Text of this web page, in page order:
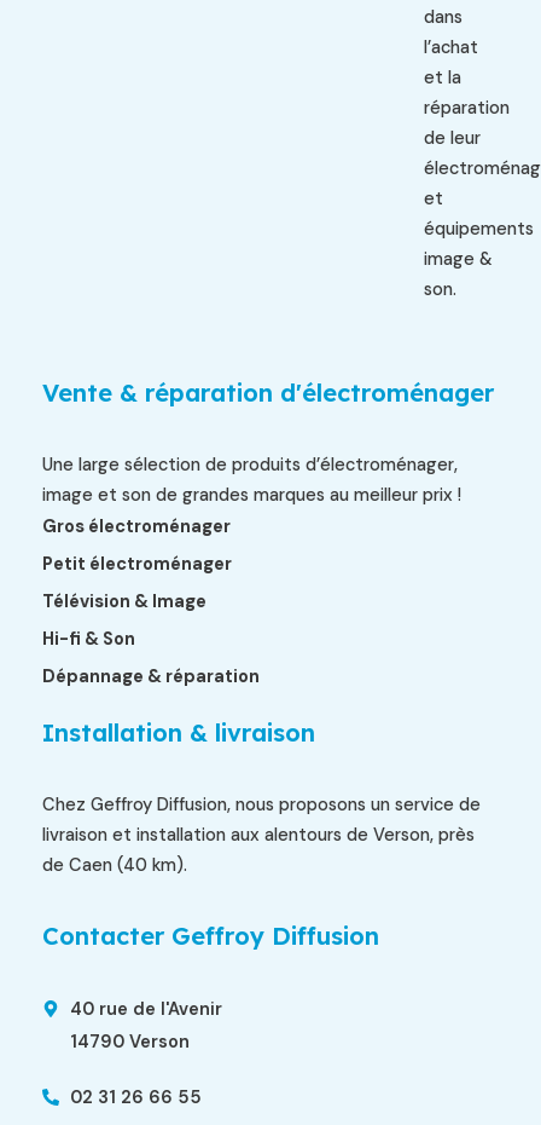
dans
l’achat
et la
réparation
de leur
et
équipements
image &
son.
Vente & réparation d'électroménager
Une large sélection de produits d’électroménager,
image et son de grandes marques au meilleur prix !
Gros électroménager
Petit électroménager
Télévision & Image
Hi-fi & Son
Dépannage & réparation
Installation & livraison
Chez Geffroy Diffusion, nous proposons un service de
livraison et installation aux alentours de Verson, près
de Caen (40 km).
Contacter Geffroy Diffusion
40 rue de l'Avenir
14790 Verson
02 31 26 66 55